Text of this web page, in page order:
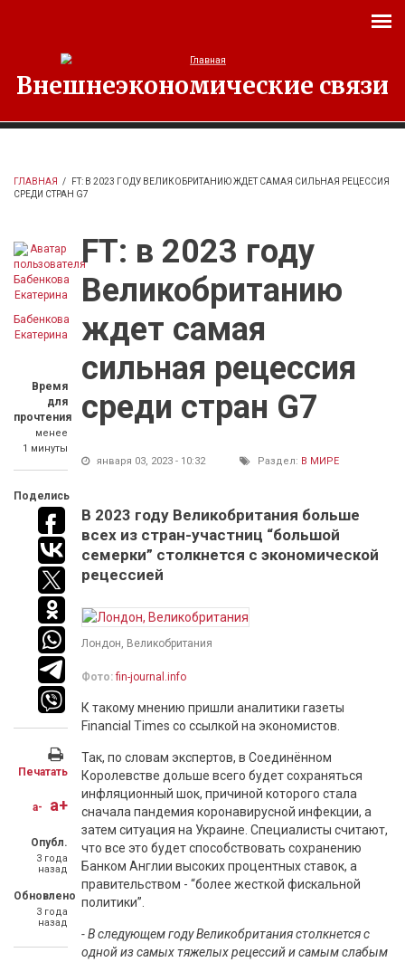
Внешнеэкономические связи
ГЛАВНАЯ /
FT: В 2023 ГОДУ ВЕЛИКОБРИТАНИЮ ЖДЕТ САМАЯ СИЛЬНАЯ РЕЦЕССИЯ
СРЕДИ СТРАН G7
Бабенкова
Екатерина
Время
для
прочтения
менее
1 минуты
Поделись
Печатать
a- a+
Опубл.
3 года
назад
Обновлено
3 года
назад
FT: в 2023 году
Великобританию
ждет самая
сильная рецессия
среди стран G7
января 03, 2023 - 10:32 Раздел: В МИРЕ
В 2023 году Великобритания больше
всех из стран-участниц “большой
семерки” столкнется с экономической
рецессией
Лондон, Великобритания
Фото:fin-journal.info
К такому мнению пришли аналитики газеты
Financial Times со ссылкой на экономистов.
Так, по словам экспертов, в Соединённом
Королевстве дольше всего будет сохраняться
инфляционный шок, причиной которого стала
сначала пандемия коронавирусной инфекции, а
затем ситуация на Украине. Специалисты считают,
что все это будет способствовать сохранению
Банком Англии высоких процентных ставок, а
правительством - “более жесткой фискальной
политики”.
- В следующем году Великобритания столкнется с
одной из самых тяжелых рецессий и самым слабым